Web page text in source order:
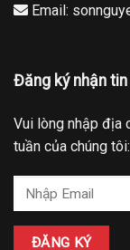
Email:
Đăng ký nhận tin
Vui lòng nhập địa
tuần của chúng tôi: